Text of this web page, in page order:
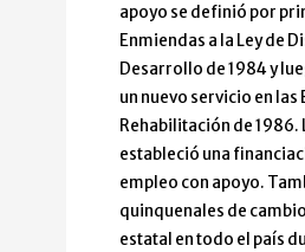
apoyo se definió por
Enmiendas a la Ley de
Desarrollo de 1984 y
un nuevo servicio en las
Rehabilitación de 1986.
estableció una
empleo con apoyo.
quinquenales de
estatal en todo el país